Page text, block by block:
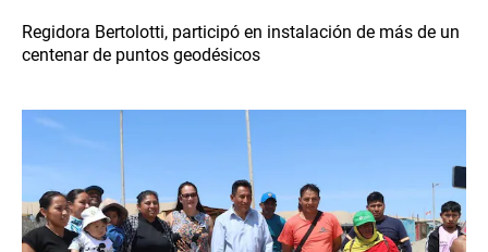
Regidora Bertolotti, participó en instalación de más de un
centenar de puntos geodésicos